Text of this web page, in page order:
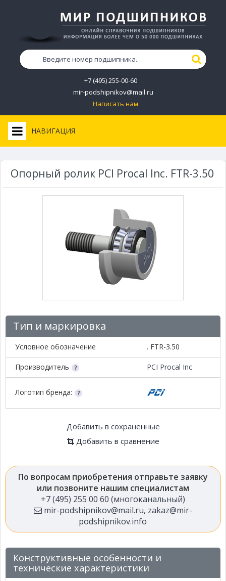
+7 (495) 255-00-60
mir-podshipnikov@mail.ru
Написать нам
НАВИГАЦИЯ
Опорный ролик PCI Procal Inc. FTR-3.50
Тип и маркировка
Условное обозначение . FTR-3.50
Производитель PCI Procal Inc
Логотип бренда:
Добавить в сохраненные
Добавить в сравнение
По вопросам приобретения отправьте заявку
или позвоните нашим специалистам
+7 (495) 255 00 60 (многоканальный)
mir-podshipnikov@mail.ru, zakaz@mir-
podshipnikov.info
Конструктивные особенности и
технические характеристики